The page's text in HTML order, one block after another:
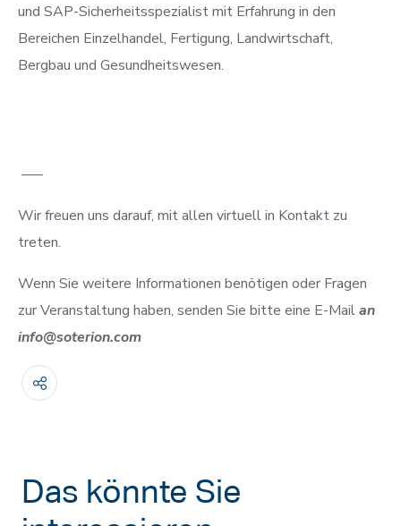
und SAP-Sicherheitsspezialist mit Erfahrung in den
Bereichen Einzelhandel, Fertigung, Landwirtschaft,
Bergbau und Gesundheitswesen.
—–
Wir freuen uns darauf, mit allen virtuell in Kontakt zu
treten.
Wenn Sie weitere Informationen benötigen oder Fragen
zur Veranstaltung haben, senden Sie bitte eine E-Mailan
info@soterion.com
Das könnte Sie